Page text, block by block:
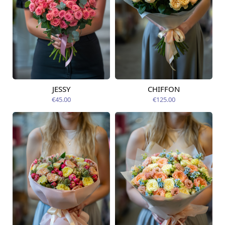
Pieejams šodien
JESSY
€45.00
Pieejams šodien
CHIFFON
€125.00